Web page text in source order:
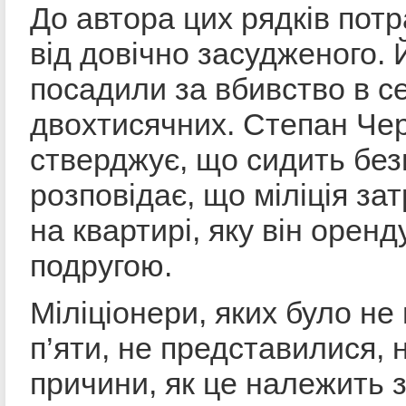
До автора цих рядків
від довічно засудженого.
посадили за вбивство в
двохтисячних. Степан
стверджує, що сидить
розповідає, що міліція
на квартирі, яку він
подругою.
Міліціонери, яких було
п’яти, не представилися,
причини, як це належить